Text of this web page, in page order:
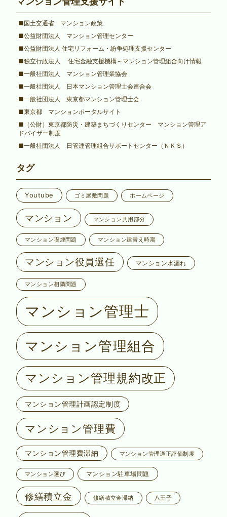
■国土交通省 マンション政策
■公益財団法人 マンション管理センター
■公益財団法人 住宅リフォーム・紛争処理支援センター
■独立行政法人 住宅金融支援機構～マンション管理組合向け情報
■一般社団法人 マンション管理業協会
■一般社団法人 日本マンション管理士会連合会
■一般社団法人 東京都マンション管理士会
■東京都 マンションポータルサイト
■（公財）東京都防災・建築まちづくりセンター マンション管理ア
ドバイザー制度
■一般社団法人 日管連管理組合サポートセンター（ＮＫＳ）
タグ
Youtube ゴミ屋敷問題 ホームページ
マンション マンション共用部分
マンション喫煙問題 マンション建替え時期
マンション役員選任 マンション水漏れ
マンション相隣問題
マンション管理士
マンション管理組合
マンション管理規約改正
マンション管理計画認定制度
マンション管理費
マンション管理費滞納 マンション管理適正評価制度
マンション選び マンション駐車場問題
修繕積立金 修繕積立金滞納 八王子